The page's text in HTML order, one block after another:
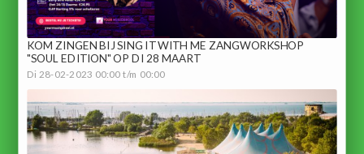
KOM ZINGEN BIJ SING IT WITH ME ZANGWORKSHOP
"SOUL EDITION" OP DI 28 MAART
Di 28-02-2023 00:00 t/m 00:00